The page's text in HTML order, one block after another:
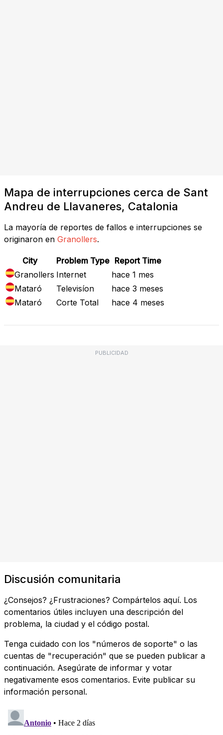
Mapa de interrupciones cerca de Sant
Andreu de Llavaneres, Catalonia
La mayoría de reportes de fallos e interrupciones se
originaron en Granollers.
City Problem Type Report Time
Granollers Internet
hace 1 mes
Mataró
Televisíon
hace 3 meses
Mataró
Corte Total hace 4 meses
PUBLICIDAD
Discusión comunitaria
¿Consejos? ¿Frustraciones? Compártelos aquí. Los
comentarios útiles incluyen una descripción del
problema, la ciudad y el código postal.
Tenga cuidado con los "números de soporte" o las
cuentas de "recuperación" que se pueden publicar a
continuación. Asegúrate de informar y votar
negativamente esos comentarios. Evite publicar su
información personal.